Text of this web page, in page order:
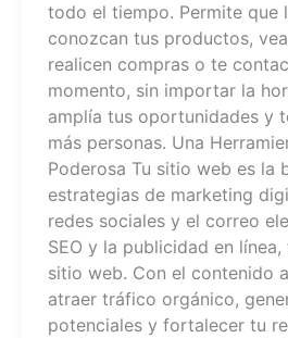
todo el tiempo. Permite que
conozcan tus productos,
realicen compras o te
momento, sin importar la
amplía tus oportunidades y
más personas. Una
Poderosa Tu sitio web es la
estrategias de marketing
redes sociales y el correo
SEO y la publicidad en
sitio web. Con el contenido
atraer tráfico orgánico,
potenciales y fortalecer tu